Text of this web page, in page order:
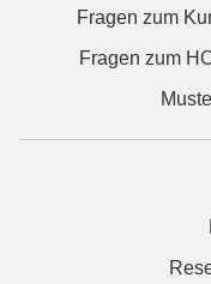
Fragen zum
Fragen zum